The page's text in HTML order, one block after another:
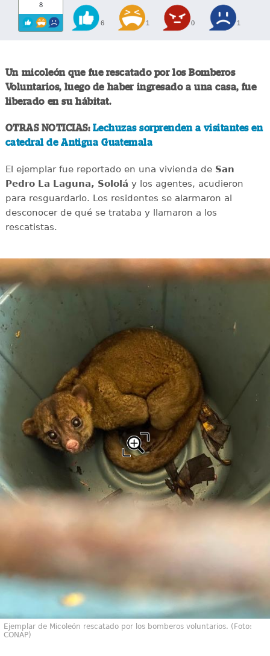
8
6 1 0 1
Un micoleón que fue rescatado por los Bomberos
Voluntarios, luego de haber ingresado a una casa, fue
liberado en su hábitat.
OTRAS NOTICIAS: Lechuzas sorprenden a visitantes en
catedral de Antigua Guatemala
El ejemplar fue reportado en una vivienda deSan
Pedro La Laguna, Sololá y los agentes, acudieron
para resguardarlo. Los residentes se alarmaron al
desconocer de qué se trataba y llamaron a los
rescatistas.
Ejemplar de Micoleón rescatado por los bomberos voluntarios. (Foto:
CONAP)